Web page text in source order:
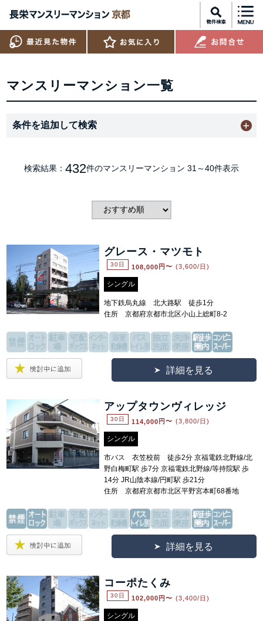
マンスリーマンション一覧
条件を追加して検索
検索結果： 432件のマンスリーマンション 31～40件表示
グレース・マツモト
30日 108,000 円〜 (3,600/日)
シングル
地下鉄烏丸線 北大路駅 徒歩1分
住所 京都府京都市北区小山上総町8-2
詳細を見る
アップタウンヴィレッジ
30日 114,000 円〜 (3,800/日)
シングル
市バス 衣笠校前 徒歩2分 京福電鉄北野線/北
野白梅町駅 歩7分 京福電鉄北野線/等持院駅 歩
14分 JR山陰本線/円町駅 歩21分
住所 京都府京都市北区平野宮本町68番地
詳細を見る
コーポたくみ
30日 102,000 円〜 (3,400/日)
シングル